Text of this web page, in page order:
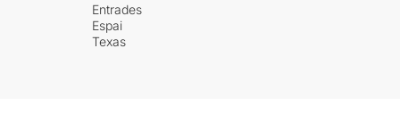
Entrades
Espai
Texas